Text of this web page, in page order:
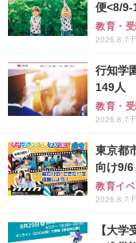
便<8/9-
教育・
2026.8.7
行知学
149人
教育・
2026.8.7
東京都
向け9/6
教育イ
2026.8.7
【大